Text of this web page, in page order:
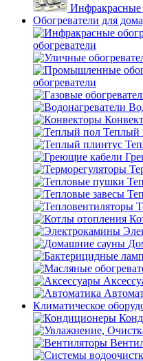
Инфракрасные
Обогреватели для
обогреватели
обогреватели
Теплый
Климатическое